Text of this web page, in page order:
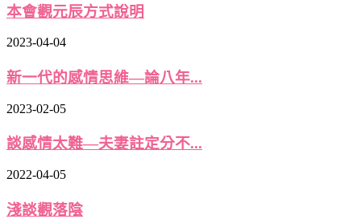
本會觀元辰方式說明
2023-04-04
新一代的感情思維—論八年...
2023-02-05
談感情太難—夫妻註定分不...
2022-04-05
淺談觀落陰